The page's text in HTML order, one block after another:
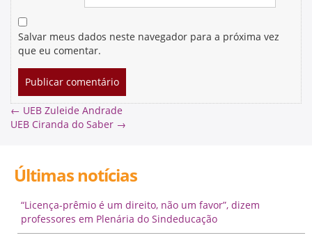
Salvar meus dados neste navegador para a próxima vez
que eu comentar.
← UEB Zuleide Andrade
UEB Ciranda do Saber →
Últimas notícias
“Licença-prêmio é um direito, não um favor”, dizem
professores em Plenária do Sindeducação